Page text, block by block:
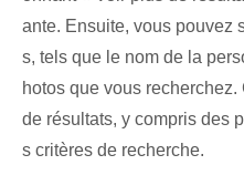
ante. Ensuite, vous pouvez
s, tels que⁤ le nom de la
hotos que vous‌
de résultats, y compris des
s critères de recherche.